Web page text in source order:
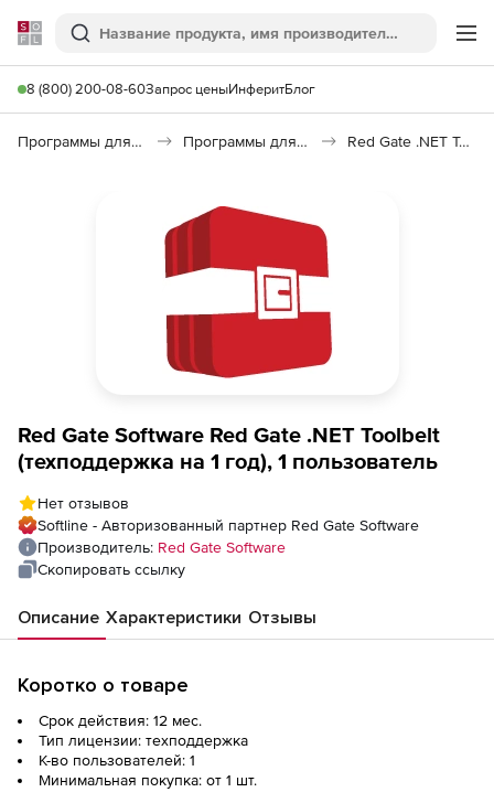
Softline
Поиск
8 (800) 200-08-60Запрос ценыИнферитБлог
Программы для программирования Программы для разработки ПО Red Gate .NET Toolbelt
Red Gate Software Red Gate .NET Toolbelt
(техподдержка на 1 год), 1 пользователь
Нет отзывов
Softline - Авторизованный партнер Red Gate Software
Производитель: Red Gate Software
Скопировать ссылку
Описание Характеристики Отзывы
Коротко о товаре
Срок действия: 12 мес.
Тип лицензии: техподдержка
К-во пользователей: 1
Минимальная покупка: от 1 шт.